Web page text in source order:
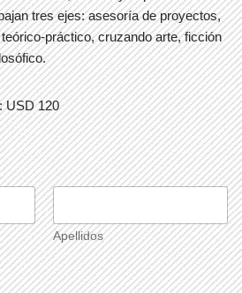
tres ejes: asesoría de proyectos,
práctico, cruzando arte, ficción
USD 120
Apellidos